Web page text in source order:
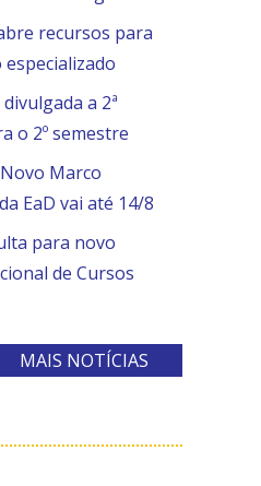
recursos para
a 2ª
o 2º semestre
Marco
EaD vai até 14/8
para novo
de Cursos
MAIS NOTÍCIAS